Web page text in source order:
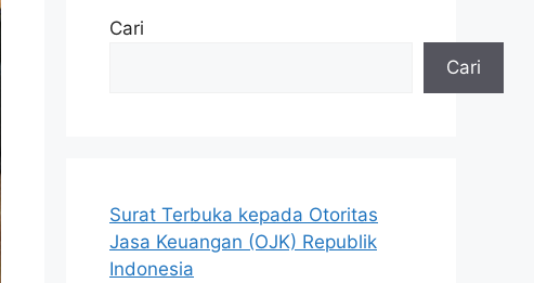
Cari
Cari
Surat Terbuka kepada Otoritas
Jasa Keuangan (OJK) Republik
Indonesia